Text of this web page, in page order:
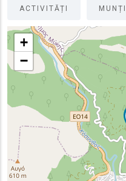
ACTIVITĂȚI MUNȚII
+
−